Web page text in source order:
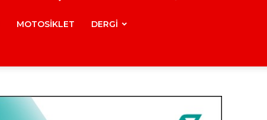
MOTOSİKLET DERGİ